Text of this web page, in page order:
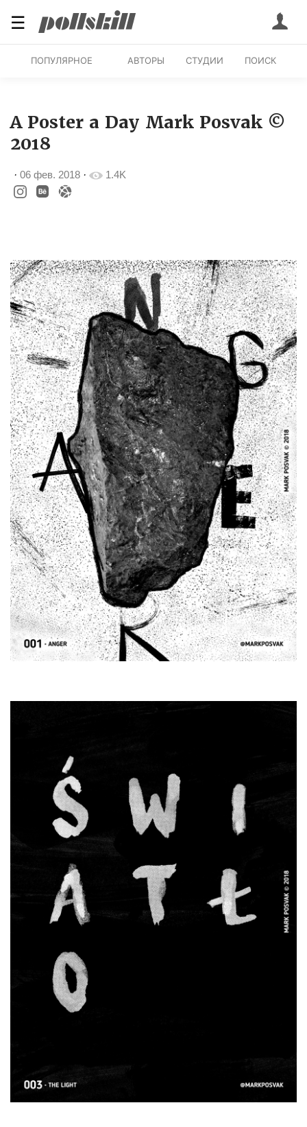
☰
ПОПУЛЯРНОЕ АВТОРЫ СТУДИИ ПОИСК
A Poster a Day Mark Posvak ©
2018
· 06 фев. 2018 · 1.4K